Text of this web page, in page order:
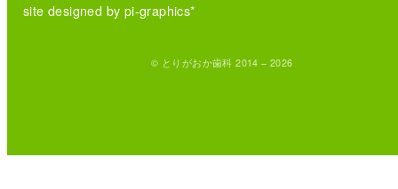
site designed by pi-graphics*
© とりがおか歯科 2014 – 2026